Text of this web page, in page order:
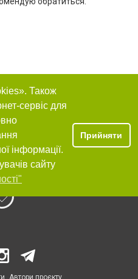
Також
сервіс для
інформації.
сайту
Прийняти
Автори проєкту